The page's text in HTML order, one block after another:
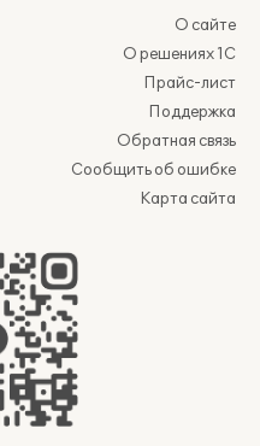
О сайте
О решениях 1С
Прайс-лист
Поддержка
Обратная связь
Сообщить об ошибке
Карта сайта